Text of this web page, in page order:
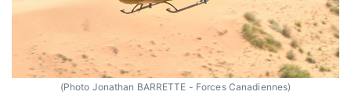
(Photo Jonathan BARRETTE - Forces Canadiennes)